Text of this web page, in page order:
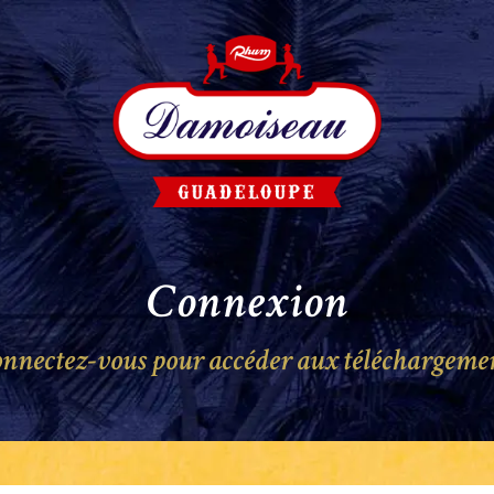
Connexion
vous pour accéder aux